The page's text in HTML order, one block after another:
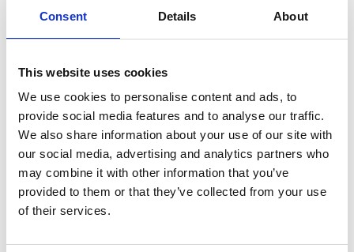
Consent Details About
This website uses cookies
We use cookies to personalise content and ads, to
provide social media features and to analyse our traffic.
We also share information about your use of our site with
our social media, advertising and analytics partners who
may combine it with other information that you’ve
provided to them or that they’ve collected from your use
of their services.
Zum Warenkorb hinzufügen
Zum Angebot hinzufügen
Als Favorit speichern